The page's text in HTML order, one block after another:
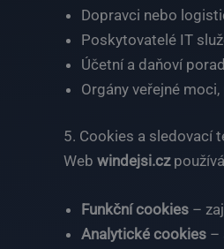
Dopravci nebo
Poskytovatelé IT
Účetní a daňoví
Orgány veřejné
5. Cookies a sledovací
Web windejsi.cz
Funkční cookies –
Analytické cookies –